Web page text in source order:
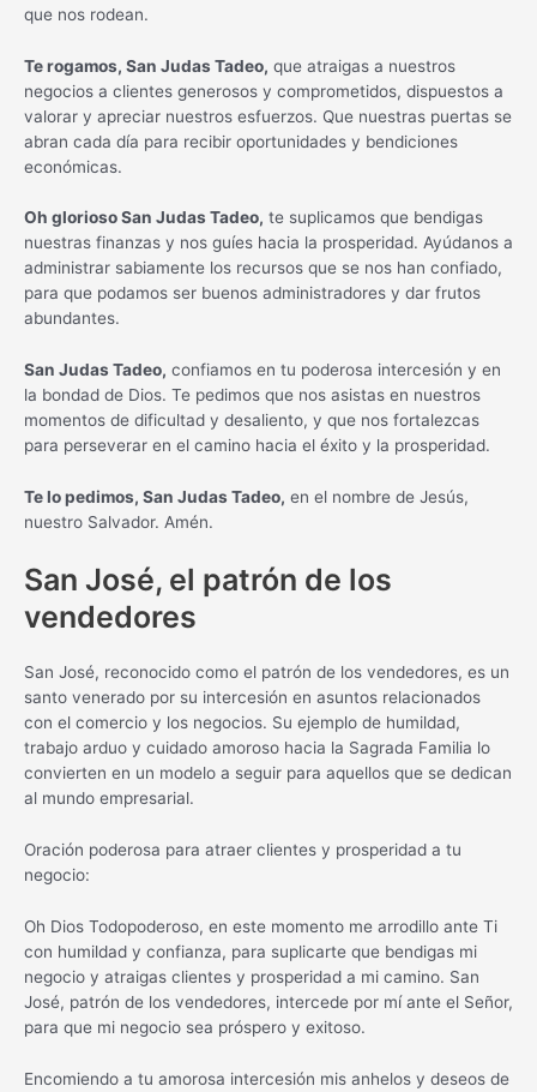
que nos rodean.
Te rogamos, San Judas Tadeo, que atraigas a nuestros
negocios a clientes generosos y comprometidos, dispuestos a
valorar y apreciar nuestros esfuerzos. Que nuestras puertas se
abran cada día para recibir oportunidades y bendiciones
económicas.
Oh glorioso San Judas Tadeo, te suplicamos que bendigas
nuestras finanzas y nos guíes hacia la prosperidad. Ayúdanos a
administrar sabiamente los recursos que se nos han confiado,
para que podamos ser buenos administradores y dar frutos
abundantes.
San Judas Tadeo, confiamos en tu poderosa intercesión y en
la bondad de Dios. Te pedimos que nos asistas en nuestros
momentos de dificultad y desaliento, y que nos fortalezcas
para perseverar en el camino hacia el éxito y la prosperidad.
Te lo pedimos, San Judas Tadeo, en el nombre de Jesús,
nuestro Salvador. Amén.
San José, el patrón de los
vendedores
San José, reconocido como el patrón de los vendedores, es un
santo venerado por su intercesión en asuntos relacionados
con el comercio y los negocios. Su ejemplo de humildad,
trabajo arduo y cuidado amoroso hacia la Sagrada Familia lo
convierten en un modelo a seguir para aquellos que se dedican
al mundo empresarial.
Oración poderosa para atraer clientes y prosperidad a tu
negocio:
Oh Dios Todopoderoso, en este momento me arrodillo ante Ti
con humildad y confianza, para suplicarte que bendigas mi
negocio y atraigas clientes y prosperidad a mi camino. San
José, patrón de los vendedores, intercede por mí ante el Señor,
para que mi negocio sea próspero y exitoso.
Encomiendo a tu amorosa intercesión mis anhelos y deseos de